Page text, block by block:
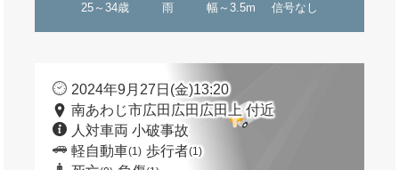
25～34歳 雨 幅～3.5m 信号なし
2024年9月27日(金)13:20
南あわじ市広田広田広田上 付近
人対車両 小破事故
軽自動車(1) 歩行者(1)